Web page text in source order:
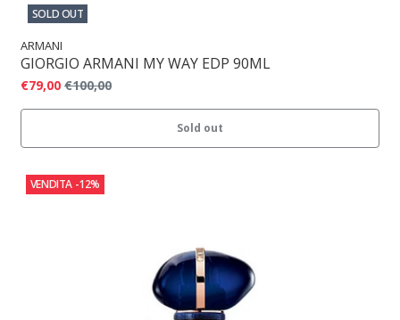
SOLD OUT
ARMANI
GIORGIO ARMANI MY WAY EDP 90ML
€79,00 €100,00
Sold out
VENDITA -12%